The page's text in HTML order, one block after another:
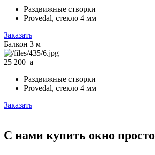
Раздвижные створки
Provedal, стекло 4 мм
Заказать
Балкон 3 м
25 200 a
Раздвижные створки
Provedal, стекло 4 мм
Заказать
С нами купить окно просто